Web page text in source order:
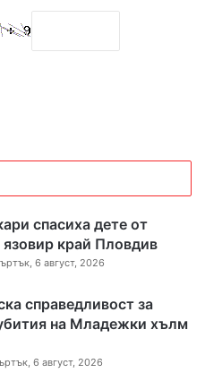
спасиха дете от
язовир край Пловдив
6 август, 2026
справедливост за
на Младежки хълм
6 август, 2026